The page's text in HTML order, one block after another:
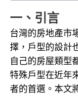
一、引言
台灣的房地產市
擇，戶型的設計
自己的房屋類型
特殊戶型在近年
者的首選。本文